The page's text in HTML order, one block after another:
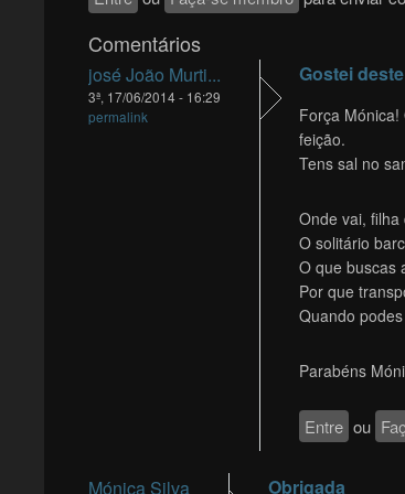
Comentários
josé João Murti...
3ª, 17/06/2014 - 16:29
permalink
Gostei
Força
feição.
Tens sal no
Onde vai,
O solitário
O que buscas
Por que
Quando
Parabéns
Entre ou
Mónica Silva Obrigada